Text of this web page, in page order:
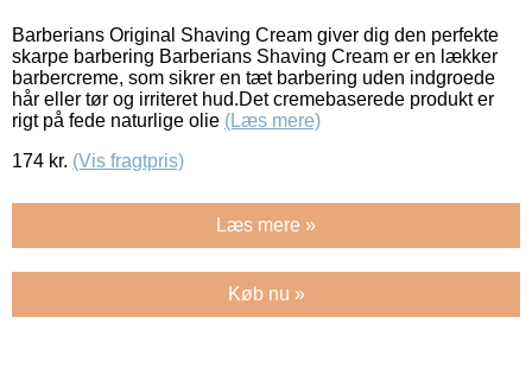
Barberians Original Shaving Cream giver dig den perfekte
skarpe barbering Barberians Shaving Cream er en lækker
barbercreme, som sikrer en tæt barbering uden indgroede
hår eller tør og irriteret hud.Det cremebaserede produkt er
rigt på fede naturlige olie (Læs mere)
174 kr. (Vis fragtpris)
Læs mere »
Køb nu »